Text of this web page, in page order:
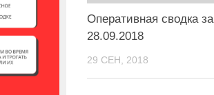
Оперативная сводка за
28.09.2018
29 СЕН, 2018